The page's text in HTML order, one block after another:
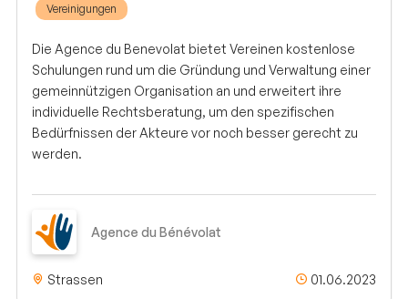
Vereinigungen
Die Agence du Benevolat bietet Vereinen kostenlose
Schulungen rund um die Gründung und Verwaltung einer
gemeinnützigen Organisation an und erweitert ihre
individuelle Rechtsberatung, um den spezifischen
Bedürfnissen der Akteure vor noch besser gerecht zu
werden.
Agence du Bénévolat
Strassen 01.06.2023